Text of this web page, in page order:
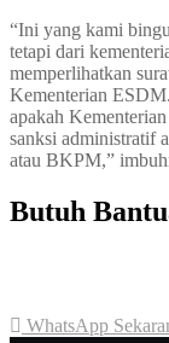
“Ini yang kami
tetapi dari
memperlihatkan
Kementerian
apakah
sanksi administratif
atau BKPM,”
Butuh
WhatsApp